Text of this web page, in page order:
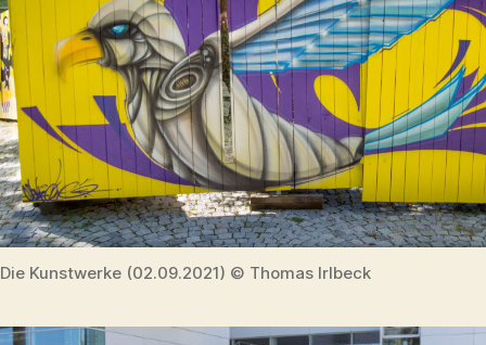
Die Kunstwerke (02.09.2021) © Thomas Irlbeck